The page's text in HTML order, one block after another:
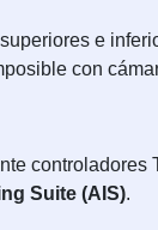
e
con
Suite (AIS).